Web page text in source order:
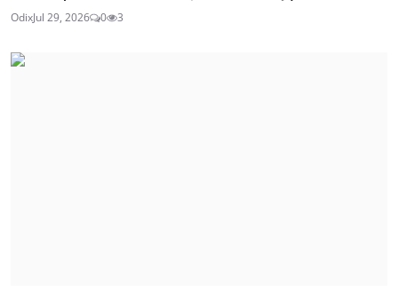
OdixJul 29, 2026 0 3